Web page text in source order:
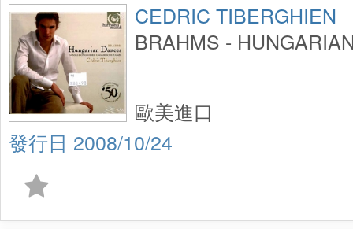
CEDRIC TIBERGHIEN
BRAHMS -
2008/10/24
歐美進口